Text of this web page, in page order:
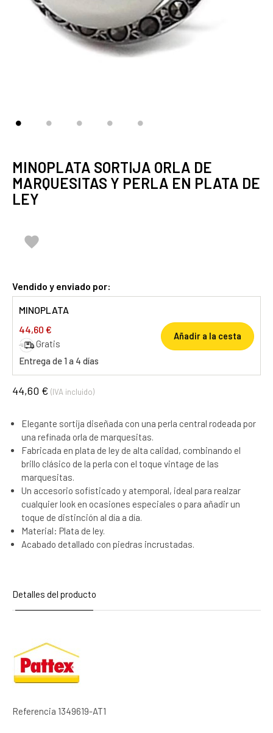
MINOPLATA SORTIJA ORLA DE
MARQUESITAS Y PERLA EN PLATA DE
LEY

Vendido y enviado por:
MINOPLATA
44,60 €
Gratis
Entrega de 1 a 4 días
Añadir a la cesta
44,60 € (IVA incluido)
Elegante sortija diseñada con una perla central rodeada por
una refinada orla de marquesitas.
Fabricada en plata de ley de alta calidad, combinando el
brillo clásico de la perla con el toque vintage de las
marquesitas.
Un accesorio sofisticado y atemporal, ideal para realzar
cualquier look en ocasiones especiales o para añadir un
toque de distinción al día a día.
Material: Plata de ley.
Acabado detallado con piedras incrustadas.
Detalles del producto
Referencia 1349619-AT1